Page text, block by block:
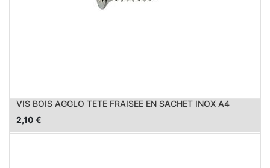
VIS BOIS AGGLO TETE FRAISEE EN SACHET INOX A4
2,10 €